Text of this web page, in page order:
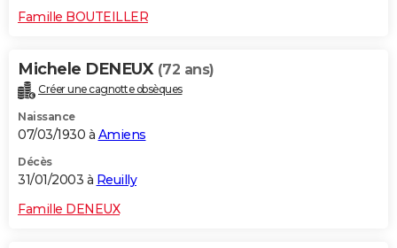
Famille BOUTEILLER
Michele DENEUX (72 ans)
Créer une cagnotte obsèques
Naissance
07/03/1930 à Amiens
Décès
31/01/2003 à Reuilly
Famille DENEUX